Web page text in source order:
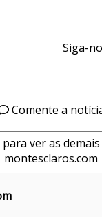
Siga-
Comente a
ver as
montesclaros.com